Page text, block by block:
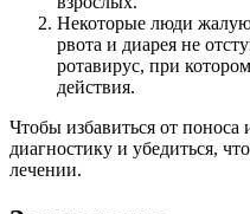
Некоторые люди
рвота и диарея не
ротавирус, при
действия.
Чтобы избавиться от
диагностику и убедиться,
лечении.